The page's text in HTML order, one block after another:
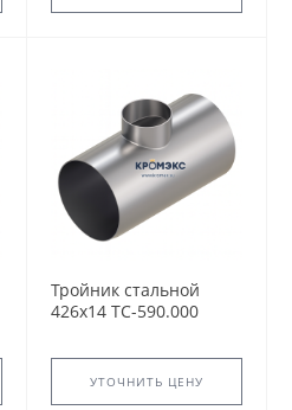
Тройник стальной
426x14 ТС-590.000
равнопроходный
сварнойУТОЧНИТЬ ЦЕНУ